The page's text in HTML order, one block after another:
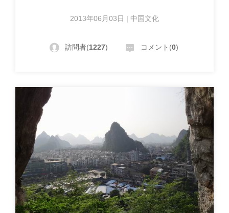
2013年06月03日 | 中国文化
訪問者(1227) コメント(0)